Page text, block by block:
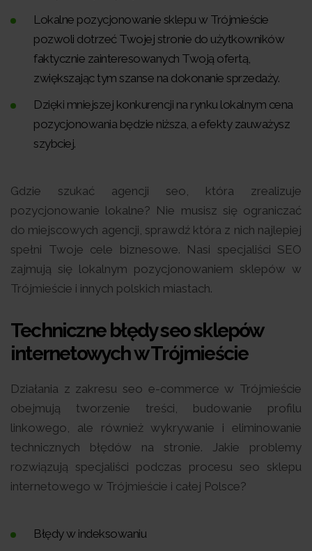
Lokalne pozycjonowanie sklepu w Trójmieście
pozwoli dotrzeć Twojej stronie do użytkowników
faktycznie zainteresowanych Twoją ofertą,
zwiększając tym szanse na dokonanie sprzedaży.
Dzięki mniejszej konkurencji na rynku lokalnym cena
pozycjonowania będzie niższa, a efekty zauważysz
szybciej.
Gdzie szukać agencji seo, która zrealizuje
pozycjonowanie lokalne? Nie musisz się ograniczać
do miejscowych agencji, sprawdź która z nich najlepiej
spełni Twoje cele biznesowe. Nasi specjaliści SEO
zajmują się lokalnym pozycjonowaniem sklepów w
Trójmieście i innych polskich miastach.
Techniczne błędy seo sklepów
internetowych w Trójmieście
Działania z zakresu seo e-commerce w Trójmieście
obejmują tworzenie treści, budowanie profilu
linkowego, ale również wykrywanie i eliminowanie
technicznych błędów na stronie. Jakie problemy
rozwiązują specjaliści podczas procesu seo sklepu
internetowego w Trójmieście i całej Polsce?
Błędy w indeksowaniu